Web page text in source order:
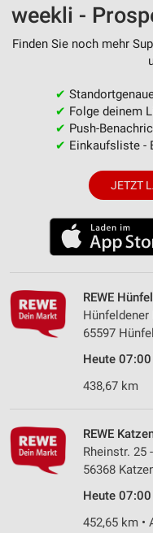
weekli -
Finden Sie noch mehr
✔
✔ Folge deinem
✔ Push-
✔ Einkaufsliste -
JETZT
REWE
Hünfeldener
65597
Heute
438,67 km
REWE
Rheinstr. 25
56368
Heute
452,65 km •